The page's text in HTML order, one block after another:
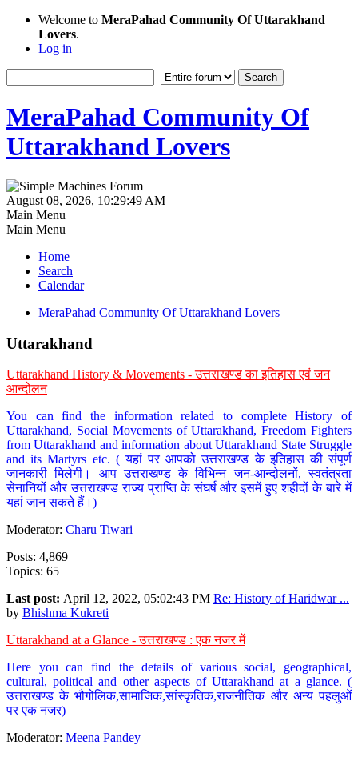
Welcome to MeraPahad Community Of Uttarakhand
Lovers.
Log in
MeraPahad Community Of
Uttarakhand Lovers
August 08, 2026, 10:29:49 AM
Main Menu
Main Menu
Home
Search
Calendar
MeraPahad Community Of Uttarakhand Lovers
Uttarakhand
Uttarakhand History & Movements - उत्तराखण्ड का इतिहास एवं जन
आन्दोलन
You can find the information related to complete History of
Uttarakhand, Social Movements of Uttarakhand, Freedom Fighters
from Uttarakhand and information about Uttarakhand State Struggle
and its Martyrs etc. ( यहां पर आपको उत्तराखण्ड के इतिहास की संपूर्ण
जानकारी मिलेगी। आप उत्तराखण्ड के विभिन्न जन-आन्दोलनों, स्वतंत्रता
सेनानियों और उत्तराखण्ड राज्य प्राप्ति के संघर्ष और इसमें हुए शहीदों के बारे में
यहां जान सकते हैं।)
Moderator: Charu Tiwari
Posts: 4,869
Topics: 65
Last post: April 12, 2022, 05:02:43 PM Re: History of Haridwar ...
by Bhishma Kukreti
Uttarakhand at a Glance - उत्तराखण्ड : एक नजर में
Here you can find the details of various social, geographical,
cultural, political and other aspects of Uttarakhand at a glance. (
उत्तराखण्ड के भौगोलिक,सामाजिक,सांस्कृतिक,राजनीतिक और अन्य पहलुओं
पर एक नजर)
Moderator: Meena Pandey